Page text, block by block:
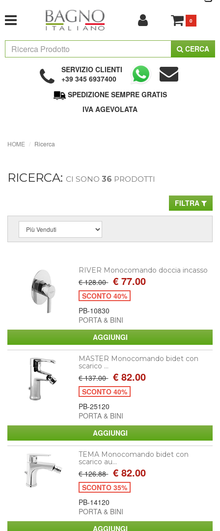
0
CERCA
SERVIZIO CLIENTI
+39 345 6937400
SPEDIZIONE SEMPRE GRATIS
IVA AGEVOLATA
HOME Ricerca
RICERCA: CI SONO 36 PRODOTTI
FILTRA
RIVER Monocomando doccia incasso
€ 128.00 € 77.00
SCONTO 40%
PB-10830
PORTA & BINI
MASTER Monocomando bidet con
scarico ...
€ 137.00 € 82.00
SCONTO 40%
PB-25120
PORTA & BINI
TEMA Monocomando bidet con
scarico au...
€ 126.88 € 82.00
SCONTO 35%
PB-14120
PORTA & BINI